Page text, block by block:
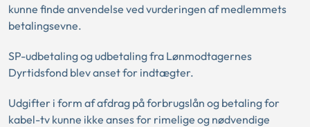
kunne finde anvendelse ved vurderingen af medlemmets
betalingsevne.
SP-udbetaling og udbetaling fra Lønmodtagernes
Dyrtidsfond blev anset for indtægter.
Udgifter i form af afdrag på forbrugslån og betaling for
kabel-tv kunne ikke anses for rimelige og nødvendige